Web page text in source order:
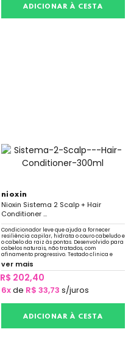
ADICIONAR À CESTA
nioxin
Nioxin Sistema 2 Scalp + Hair
Conditioner ...
Condicionador leve que ajuda a fornecer
resiliência capilar, hidrata o couro cabeludo e
o cabelo da raiz às pontas. Desenvolvido para
cabelos naturais, não tratados, com
afinamento progressivo. Testado clinica e
dermatologicamente.
ver mais
R$ 202,40
6xde R$ 33,73 s/juros
ADICIONAR À CESTA